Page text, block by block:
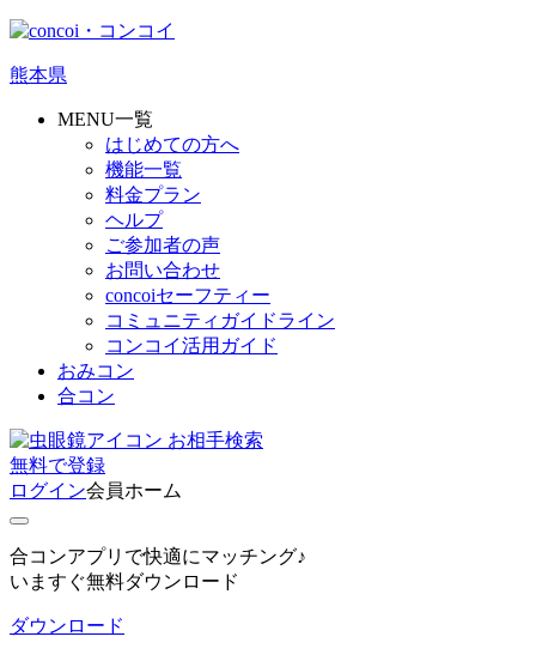
熊本県
MENU一覧
はじめての方へ
機能一覧
料金プラン
ヘルプ
ご参加者の声
お問い合わせ
concoiセーフティー
コミュニティガイドライン
コンコイ活用ガイド
おみコン
合コン
お相手検索
無料で登録
ログイン会員ホーム
合コンアプリで快適にマッチング♪
いますぐ無料ダウンロード
ダウンロード